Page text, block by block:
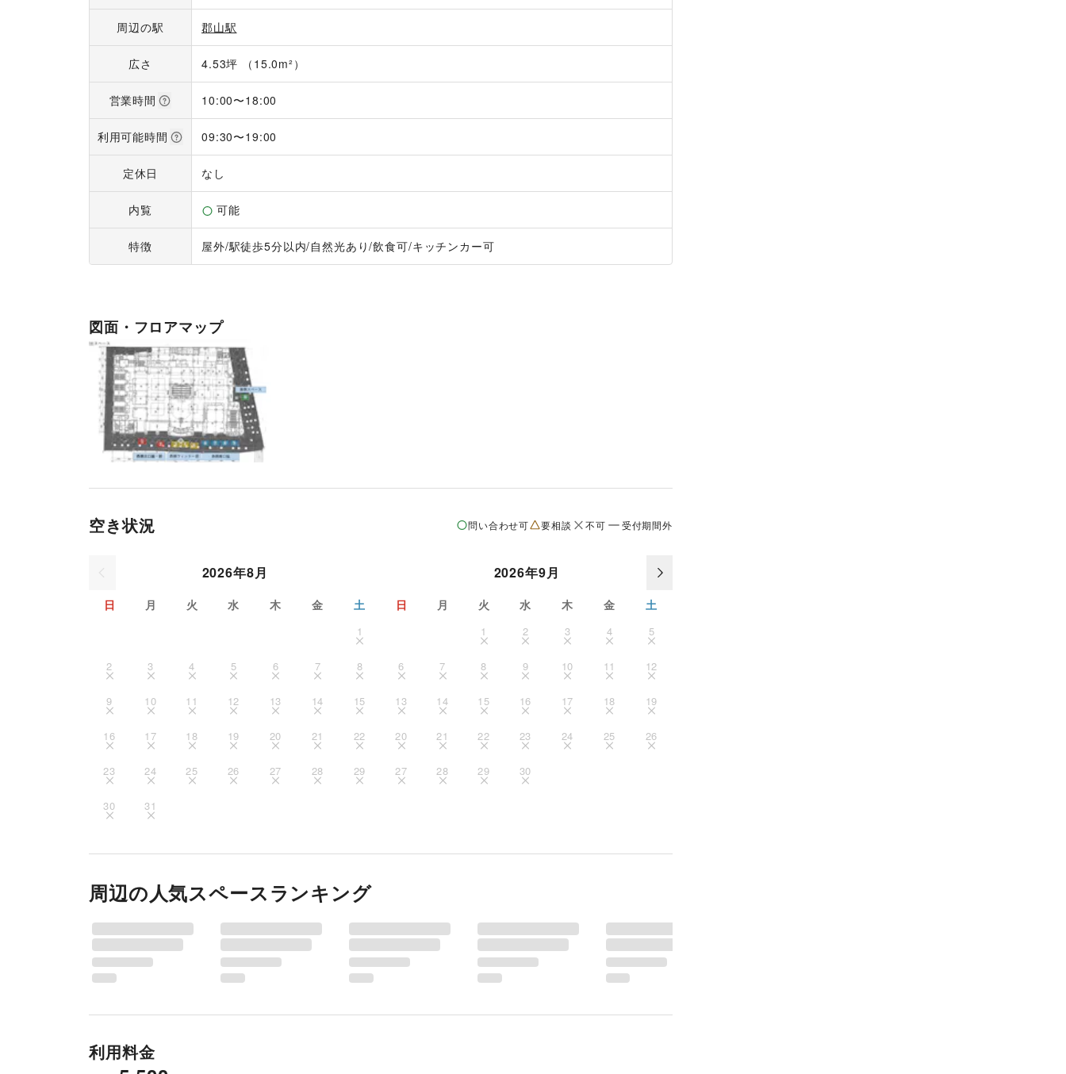
周辺の駅 郡山駅
広さ 4.53坪 （15.0m²）
営業時間 10:00〜18:00
利用可能時間 09:30〜19:00
定休日 なし
内覧 可能
特徴 屋外/駅徒歩5分以内/自然光あり/飲食可/キッチンカー可
図面・フロアマップ
空き状況 問い合わせ可 要相談 不可 受付期間外
2026年8月
日 月 火 水 木 金 土
1
2 3 4 5 6 7 8
9 10 11 12 13 14 15
16 17 18 19 20 21 22
23 24 25 26 27 28 29
30 31
2026年9月
日 月 火 水 木 金 土
1 2 3 4 5
6 7 8 9 10 11 12
13 14 15 16 17 18 19
20 21 22 23 24 25 26
27 28 29 30
周辺の人気スペースランキング
利用料金